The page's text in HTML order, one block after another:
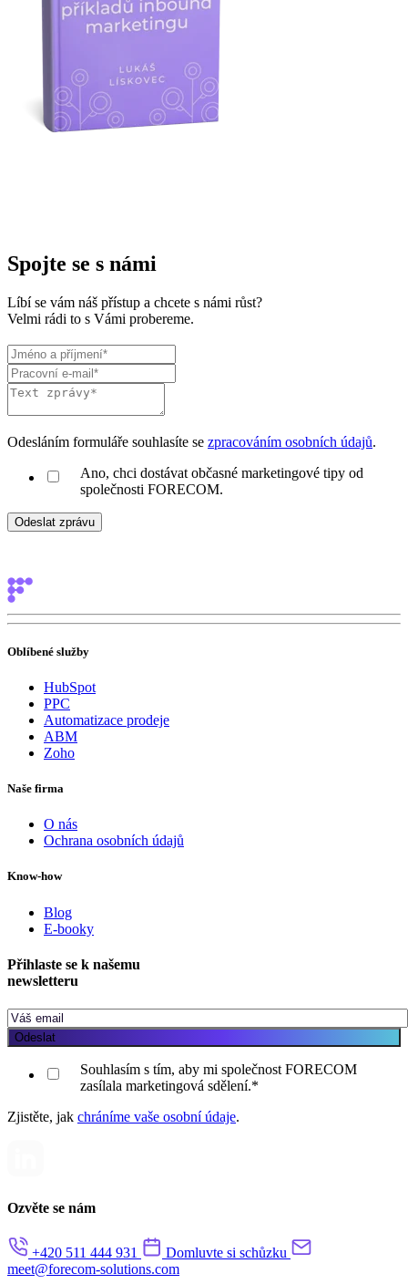
Spojte se s námi
Líbí se vám náš přístup a chcete s námi růst?
Velmi rádi to s Vámi probereme.
Odesláním formuláře souhlasíte se zpracováním osobních údajů.
Ano, chci dostávat občasné marketingové tipy od
společnosti FORECOM.
Oblíbené služby
HubSpot
PPC
Automatizace prodeje
ABM
Zoho
Naše firma
O nás
Ochrana osobních údajů
Know-how
Blog
E-booky
Přihlaste se k našemu
newsletteru
Souhlasím s tím, aby mi společnost FORECOM
zasílala marketingová sdělení.*
Zjistěte, jak chráníme vaše osobní údaje.
Ozvěte se nám
+420 511 444 931
Domluvte si schůzku
meet@forecom-solutions.com